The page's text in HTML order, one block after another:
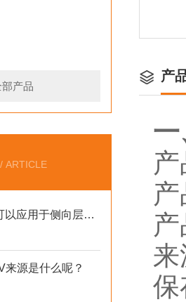
产品
/ ARTICLE
尿微量白蛋白抗原可以应用于侧向层析吗？
来源是什么呢？
产
来